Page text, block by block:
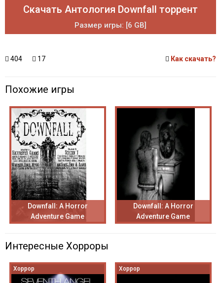
Скачать Антология Downfall торрент
Размер игры: [6 GB]
404 17 Как скачать?
Похожие игры
Downfall: A Horror
Adventure Game
Downfall: A Horror
Adventure Game
Интересные Хорроры
Хоррор Хоррор